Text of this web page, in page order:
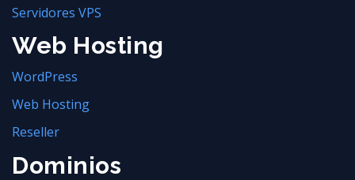
Servidores VPS
Web Hosting
WordPress
Web Hosting
Reseller
Dominios